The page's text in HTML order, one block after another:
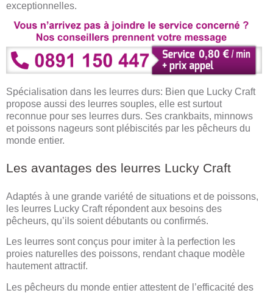
exceptionnelles.
Spécialisation dans les leurres durs: Bien que Lucky Craft
propose aussi des leurres souples, elle est surtout
reconnue pour ses leurres durs. Ses crankbaits, minnows
et poissons nageurs sont plébiscités par les pêcheurs du
monde entier.
Les avantages des leurres Lucky Craft
Adaptés à une grande variété de situations et de poissons,
les leurres Lucky Craft répondent aux besoins des
pêcheurs, qu’ils soient débutants ou confirmés.
Les leurres sont conçus pour imiter à la perfection les
proies naturelles des poissons, rendant chaque modèle
hautement attractif.
Les pêcheurs du monde entier attestent de l’efficacité des